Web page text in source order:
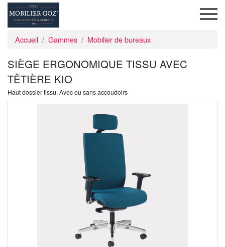
Accueil Gammes Mobilier de bureaux
SIÈGE ERGONOMIQUE TISSU AVEC
TÊTIÈRE KIO
Haut dossier tissu. Avec ou sans accoudoirs